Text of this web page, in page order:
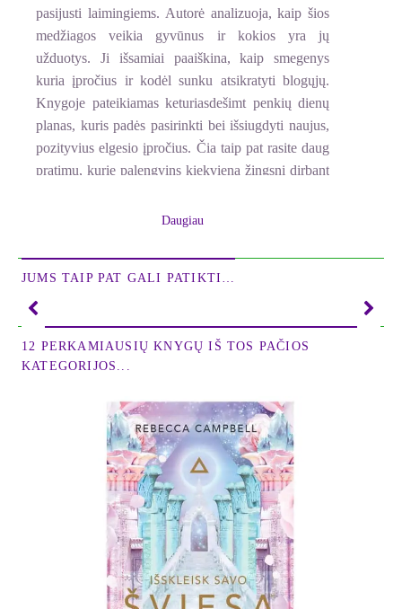
pasijusti laimingiems. Autorė analizuoja, kaip šios
medžiagos veikia gyvūnus ir kokios yra jų
užduotys. Ji išsamiai paaiškina, kaip smegenys
kuria įpročius ir kodėl sunku atsikratyti blogųjų.
Knygoje pateikiamas keturiasdešimt penkių dienų
planas, kuris padės pasirinkti bei išsiugdyti naujus,
pozityvius elgesio įpročius. Čia taip pat rasite daug
pratimų, kurie palengvins kiekvieną žingsnį dirbant
Naujas požiūris, kaip pakelti savo laimės lygį!
išmokyti savo smegenis dažniau išskirti hormonus,
išsamiai ir visiems suprantamai paaiškina, kokį
dopaminas, oksitocinas bei endorfinas ir kas
paskatina juos išsiskirti. Autorė taip pat pateikia
pratimų ir paprastą planą, kaip sukurti smegenyse
naujus neuronų tinklus ir suformuoti naujų įpročių,
kurie sužadina laimės hormonų išsiskyrimą, taigi ir
leidžia dažniau patirti pasitenkinimo jausmą. Ši
knyga parodys jums tiesiausią kelią į laimę!
„Smegenys kuria lūkesčius apie tai, kas suteiks
jums laimės, ir į pasaulį žiūri per šių lūkesčių
Daugiau
JUMS TAIP PAT GALI PATIKTI…
12 PERKAMIAUSIŲ KNYGŲ IŠ TOS PAČIOS
KATEGORIJOS...